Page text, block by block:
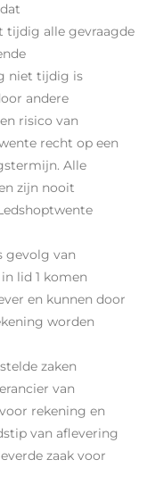
tijdig alle gevraagde
niet tijdig is
andere
risico van
recht op een
Alle
zijn nooit
gevolg van
lid 1 komen
en kunnen door
worden
zaken
van
rekening en
van aflevering
zaak voor